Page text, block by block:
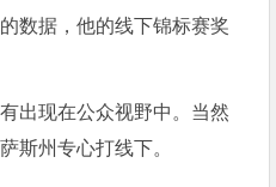
数据，他的线下锦标赛奖
出现在公众视野中。当然
斯州专心打线下。